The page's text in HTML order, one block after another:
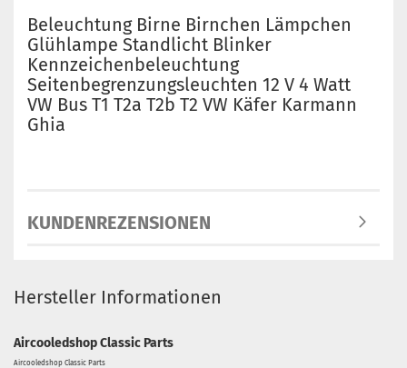
Beleuchtung Birne Birnchen Lämpchen
Glühlampe Standlicht Blinker
Kennzeichenbeleuchtung
Seitenbegrenzungsleuchten 12 V 4 Watt
VW Bus T1 T2a T2b T2 VW Käfer Karmann
Ghia
KUNDENREZENSIONEN
Hersteller Informationen
Aircooledshop Classic Parts
Aircooledshop Classic Parts